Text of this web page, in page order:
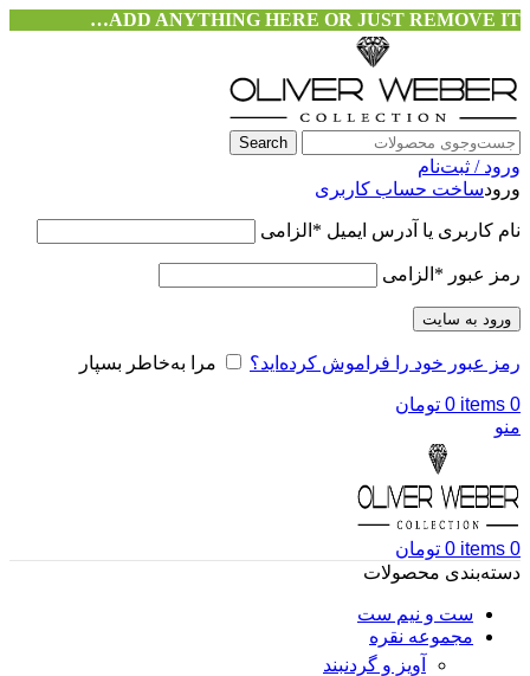
ADD ANYTHING HERE OR JUST REMOVE IT…
Search
ورود / ثبت‌نام
ورودساخت حساب کاربری
نام کاربری یا آدرس ایمیل * الزامی
رمز عبور * الزامی
ورود به سایت
رمز عبور خود را فراموش کرده‌اید؟ مرا به‌خاطر بسپار
0
items
0 تومان
منو
0
items
0 تومان
دسته‌بندی محصولات
ست و نیم ست
مجموعه نقره
آویز و گردنبند